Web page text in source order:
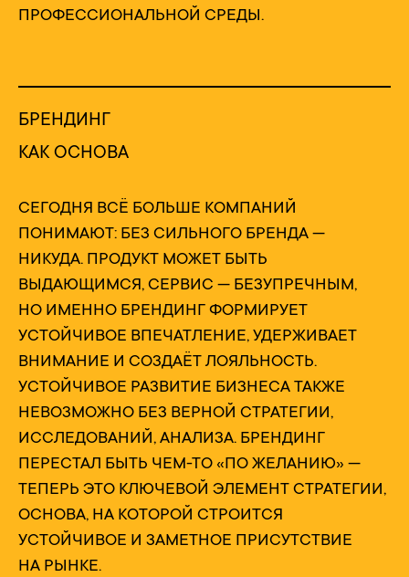
ПРОФЕССИОНАЛЬНОЙ СРЕДЫ.
БРЕНДИНГ
КАК ОСНОВА
СЕГОДНЯ ВСЁ БОЛЬШЕ КОМПАНИЙ
ПОНИМАЮТ: БЕЗ СИЛЬНОГО БРЕНДА —
НИКУДА. ПРОДУКТ МОЖЕТ БЫТЬ
ВЫДАЮЩИМСЯ, СЕРВИС — БЕЗУПРЕЧНЫМ,
НО ИМЕННО БРЕНДИНГ ФОРМИРУЕТ
УСТОЙЧИВОЕ ВПЕЧАТЛЕНИЕ, УДЕРЖИВАЕТ
ВНИМАНИЕ И СОЗДАЁТ ЛОЯЛЬНОСТЬ.
УСТОЙЧИВОЕ РАЗВИТИЕ БИЗНЕСА ТАКЖЕ
НЕВОЗМОЖНО БЕЗ ВЕРНОЙ СТРАТЕГИИ,
ИССЛЕДОВАНИЙ, АНАЛИЗА. БРЕНДИНГ
ПЕРЕСТАЛ БЫТЬ ЧЕМ-ТО «ПО ЖЕЛАНИЮ» —
ТЕПЕРЬ ЭТО КЛЮЧЕВОЙ ЭЛЕМЕНТ СТРАТЕГИИ,
ОСНОВА, НА КОТОРОЙ СТРОИТСЯ
УСТОЙЧИВОЕ И ЗАМЕТНОЕ ПРИСУТСТВИЕ
НА РЫНКЕ.